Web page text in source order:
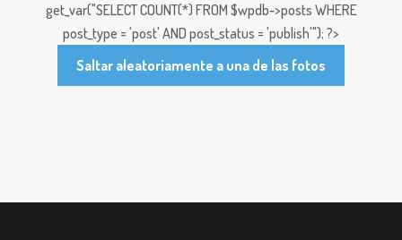
get_var("SELECT COUNT(*) FROM $wpdb->posts WHERE
post_type = 'post' AND post_status = 'publish'"); ?>
Saltar aleatoriamente a una de las fotos